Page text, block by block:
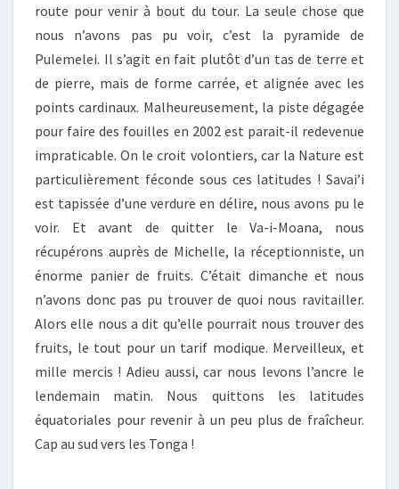
route pour venir à bout du tour. La seule chose que
nous n’avons pas pu voir, c’est la pyramide de
Pulemelei. Il s’agit en fait plutôt d’un tas de terre et
de pierre, mais de forme carrée, et alignée avec les
points cardinaux. Malheureusement, la piste dégagée
pour faire des fouilles en 2002 est parait-il redevenue
impraticable. On le croit volontiers, car la Nature est
particulièrement féconde sous ces latitudes ! Savai’i
est tapissée d’une verdure en délire, nous avons pu le
voir. Et avant de quitter le Va-i-Moana, nous
récupérons auprès de Michelle, la réceptionniste, un
énorme panier de fruits. C’était dimanche et nous
n’avons donc pas pu trouver de quoi nous ravitailler.
Alors elle nous a dit qu’elle pourrait nous trouver des
fruits, le tout pour un tarif modique. Merveilleux, et
mille mercis ! Adieu aussi, car nous levons l’ancre le
lendemain matin. Nous quittons les latitudes
équatoriales pour revenir à un peu plus de fraîcheur.
Cap au sud vers les Tonga !